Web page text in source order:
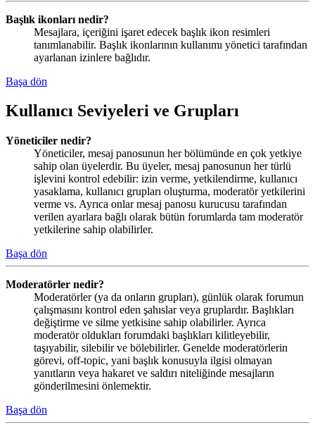
Başlık ikonları nedir?
Mesajlara, içeriğini işaret edecek başlık ikon resimleri
tanımlanabilir. Başlık ikonlarının kullanımı yönetici tarafından
ayarlanan izinlere bağlıdır.
Başa dön
Kullanıcı Seviyeleri ve Grupları
Yöneticiler nedir?
Yöneticiler, mesaj panosunun her bölümünde en çok yetkiye
sahip olan üyelerdir. Bu üyeler, mesaj panosunun her türlü
işlevini kontrol edebilir: izin verme, yetkilendirme, kullanıcı
yasaklama, kullanıcı grupları oluşturma, moderatör yetkilerini
verme vs. Ayrıca onlar mesaj panosu kurucusu tarafından
verilen ayarlara bağlı olarak bütün forumlarda tam moderatör
yetkilerine sahip olabilirler.
Başa dön
Moderatörler nedir?
Moderatörler (ya da onların grupları), günlük olarak forumun
çalışmasını kontrol eden şahıslar veya gruplardır. Başlıkları
değiştirme ve silme yetkisine sahip olabilirler. Ayrıca
moderatör oldukları forumdaki başlıkları kilitleyebilir,
taşıyabilir, silebilir ve bölebilirler. Genelde moderatörlerin
görevi, off-topic, yani başlık konusuyla ilgisi olmayan
yanıtların veya hakaret ve saldırı niteliğinde mesajların
gönderilmesini önlemektir.
Başa dön